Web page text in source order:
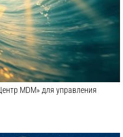
MDM» для управления